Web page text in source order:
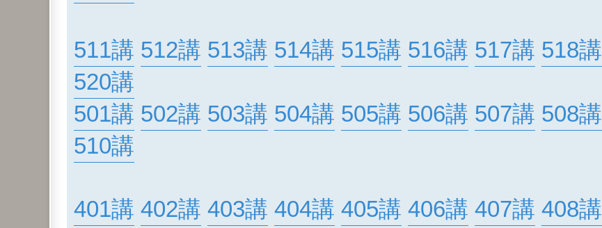
511講 512講 513講 514講 515講 516講 517講 518講
520講
501講 502講 503講 504講 505講 506講 507講 508講
510講
401講 402講 403講 404講 405講 406講 407講 408講